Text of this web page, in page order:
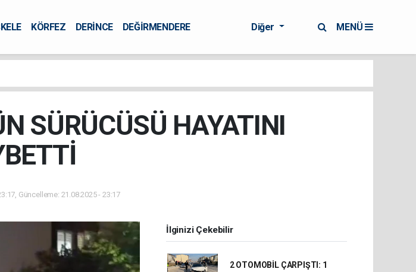
KÖRFEZ DERİNCE
DEĞİRMENDERE
Diğer MENÜ
SÜRÜCÜSÜ HAYATINI
Güncelleme: 21.08.2025 - 23:17
İlginizi Çekebilir
2 OTOMOBİL ÇARPIŞTI: 1